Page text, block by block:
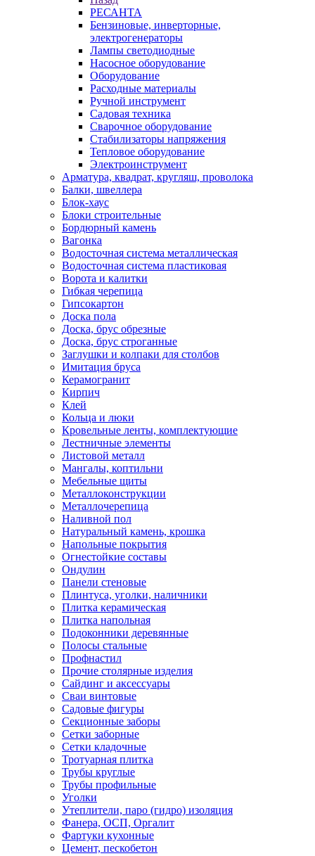
РЕСАНТА
Бензиновые, инверторные,
электрогенераторы
Лампы светодиодные
Насосное оборудование
Оборудование
Расходные материалы
Ручной инструмент
Садовая техника
Сварочное оборудование
Стабилизаторы напряжения
Тепловое оборудование
Электроинструмент
Арматура, квадрат, кругляш, проволока
Балки, швеллера
Блок-хаус
Блоки строительные
Бордюрный камень
Вагонка
Водосточная система металлическая
Водосточная система пластиковая
Ворота и калитки
Гибкая черепица
Гипсокартон
Доска пола
Доска, брус обрезные
Доска, брус строганные
Заглушки и колпаки для столбов
Имитация бруса
Керамогранит
Кирпич
Клей
Кольца и люки
Кровельные ленты, комплектующие
Лестничные элементы
Листовой металл
Мангалы, коптильни
Мебельные щиты
Металлоконструкции
Металлочерепица
Наливной пол
Натуральный камень, крошка
Напольные покрытия
Огнестойкие составы
Ондулин
Панели стеновые
Плинтуса, уголки, наличники
Плитка керамическая
Плитка напольная
Подоконники деревянные
Полосы стальные
Профнастил
Прочие столярные изделия
Сайдинг и аксессуары
Сваи винтовые
Садовые фигуры
Секционные заборы
Сетки заборные
Сетки кладочные
Тротуарная плитка
Трубы круглые
Трубы профильные
Уголки
Утеплители, паро (гидро) изоляция
Фанера, ОСП, Оргалит
Фартуки кухонные
Цемент, пескобетон